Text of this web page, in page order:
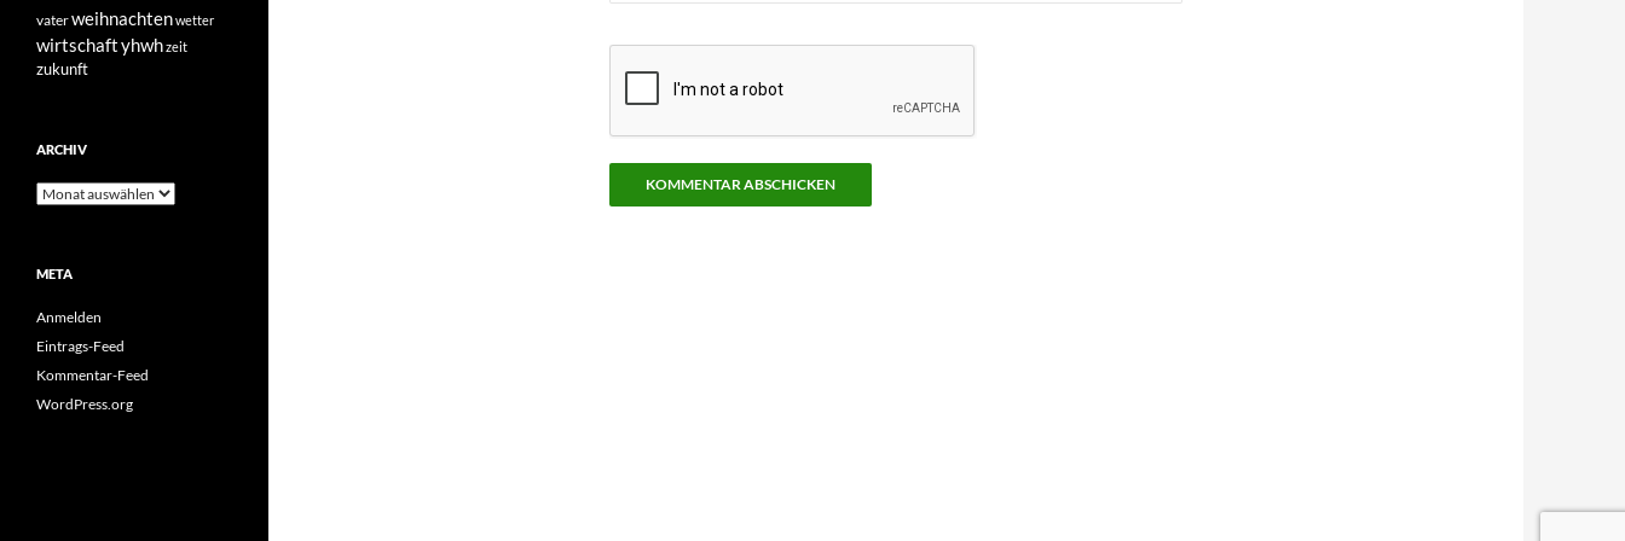
vaterweihnachtenwetter
wirtschaftyhwhzeit
zukunft
ARCHIV
Archiv
META
Anmelden
Eintrags-Feed
Kommentar-Feed
WordPress.org